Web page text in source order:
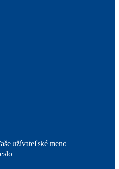
užívateľské meno